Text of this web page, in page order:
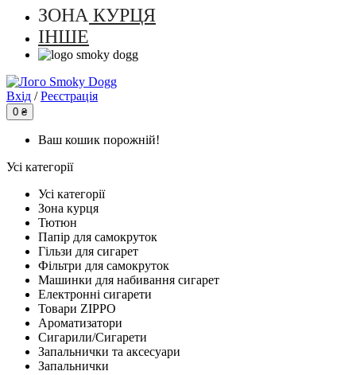
ЗОНА КУРЦЯ
ІНШЕ
Вхід / Реєстрація
0 ₴
Ваш кошик порожній!
Усі категорії
Усі категорії
Зона курця
Тютюн
Папір для самокруток
Гільзи для сигарет
Фільтри для самокруток
Машинки для набивання сигарет
Електронні сигарети
Товари ZIPPO
Ароматизатори
Сигарили/Сигарети
Запальнички та аксесуари
Запальнички